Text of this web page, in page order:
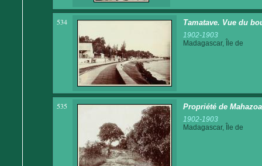
534 Tamatave. Vue du
1902-1903
Madagascar, Île de
535 Propriété de
1902-1903
Madagascar, Île de